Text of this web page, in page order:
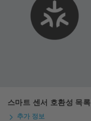
스마트 센서 호환성 목록
추가 정보